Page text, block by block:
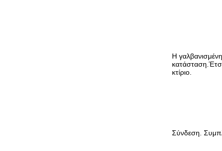
Η
κτίριο.
Σύνδεση.